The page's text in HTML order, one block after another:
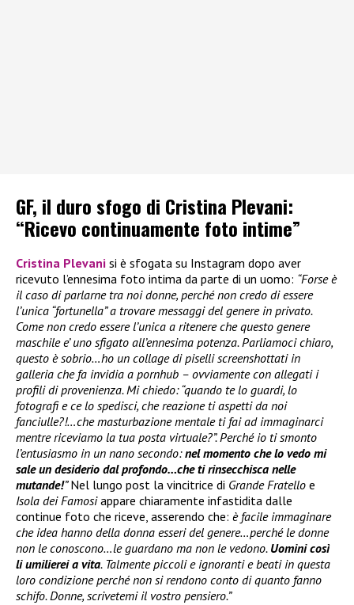
GF, il duro sfogo di Cristina Plevani:
“Ricevo continuamente foto intime”
Cristina Plevani si è sfogata su Instagram dopo aver
ricevuto l’ennesima foto intima da parte di un uomo: “Forse è
il caso di parlarne tra noi donne, perché non credo di essere
l’unica “fortunella” a trovare messaggi del genere in privato.
Come non credo essere l’unica a ritenere che questo genere
maschile e’ uno sfigato all’ennesima potenza. Parliamoci chiaro,
questo è sobrio…ho un collage di piselli screenshottati in
galleria che fa invidia a pornhub – ovviamente con allegati i
profili di provenienza. Mi chiedo: “quando te lo guardi, lo
fotografi e ce lo spedisci, che reazione ti aspetti da noi
fanciulle?!…che masturbazione mentale ti fai ad immaginarci
mentre riceviamo la tua posta virtuale?”. Perché io ti smonto
l’entusiasmo in un nano secondo:nel momento che lo vedo mi
sale un desiderio dal profondo…che ti rinsecchisca nelle
mutande!”Nel lungo post la vincitrice di Grande Fratello e
Isola dei Famosiappare chiaramente infastidita dalle
continue foto che riceve, asserendo che: è facile immaginare
che idea hanno della donna esseri del genere…perché le donne
non le conoscono…le guardano ma non le vedono. Uomini così
li umilierei a vita. Talmente piccoli e ignoranti e beati in questa
loro condizione perché non si rendono conto di quanto fanno
schifo. Donne, scrivetemi il vostro pensiero.”